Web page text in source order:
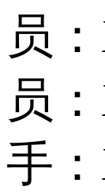
员
员
手